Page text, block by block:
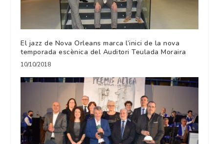
El jazz de Nova Orleans marca l’inici de la nova
temporada escènica del Auditori Teulada Moraira
10/10/2018